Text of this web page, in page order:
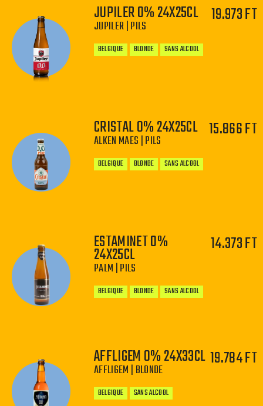
−
JUPILER 0% 24X25CL
JUPILER | PILS
19.973 FT
BELGIQUE BLONDE SANS ALCOOL
+
CRISTAL 0% 24X25CL
ALKEN MAES | PILS
15.866 FT
BELGIQUE BLONDE SANS ALCOOL
+
ESTAMINET 0%
24X25CL
PALM | PILS
14.373 FT
BELGIQUE BLONDE SANS ALCOOL
− +
AFFLIGEM 0% 24X33CL
AFFLIGEM | BLONDE
19.784 FT
BELGIQUE SANS ALCOOL